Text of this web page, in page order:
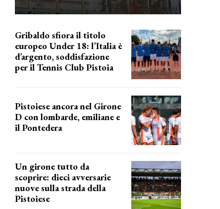
Gribaldo sfiora il titolo
europeo Under 18: l’Italia è
d’argento, soddisfazione
per il Tennis Club Pistoia
Pistoiese ancora nel Girone
D con lombarde, emiliane e
il Pontedera
Un girone tutto da
scoprire: dieci avversarie
nuove sulla strada della
Pistoiese